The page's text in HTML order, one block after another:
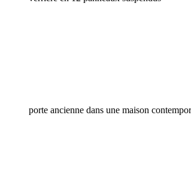
porte ancienne dans une maison